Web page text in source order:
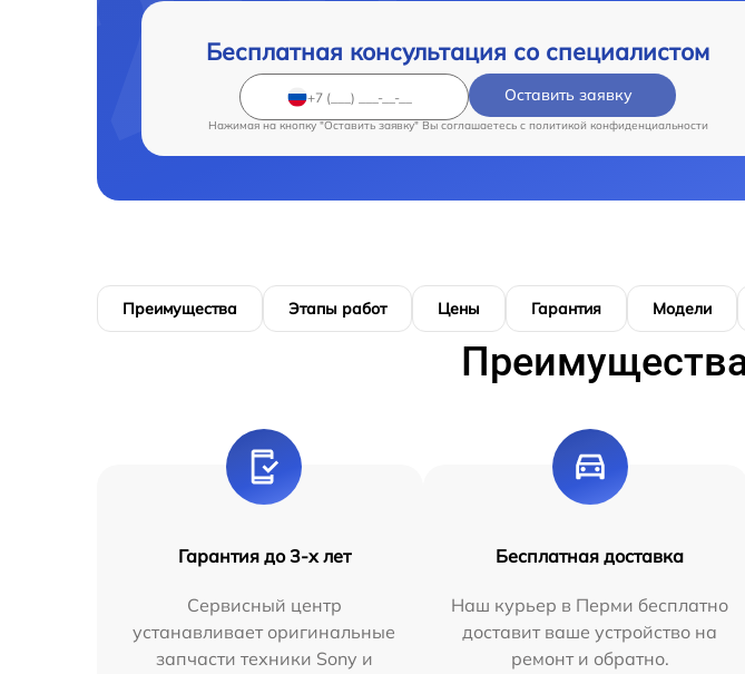
Бесплатная консультация со специалистом
Оставить заявку
Нажимая на кнопку "Оставить заявку" Вы соглашаетесь c политикой конфиденциальности
Преимущества Этапы работ Цены Гарантия Модели
Гарантия до 3-х лет
Сервисный центр
устанавливает оригинальные
запчасти техники Sony и
Бесплатная доставка
Наш курьер в Перми бесплатно
доставит ваше устройство на
ремонт и обратно.